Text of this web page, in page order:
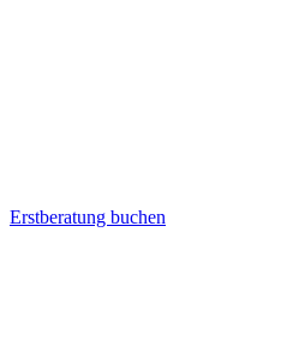
Erstberatung buchen